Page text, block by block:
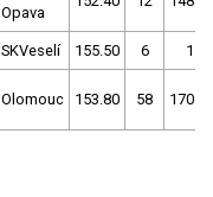
Opava
SKVeselí 155.50 6 1.00
Olomouc 153.80 58 170.50